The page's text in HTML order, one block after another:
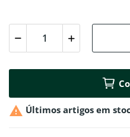
 Últimos artigos em